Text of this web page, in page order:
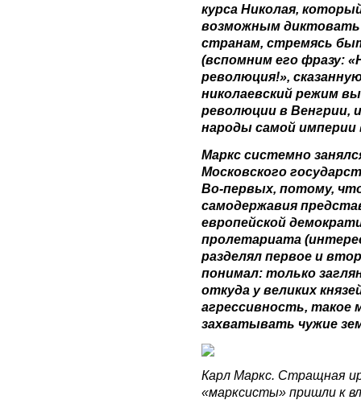
курса Николая,
возможным
странам, стремясь
(вспомним его фразу:
революция!»,
николаевский режим
революции в Венгрии,
народы самой
Маркс системно
Московского
Во-первых, потому,
самодержавия
европейской
пролетариата
разделял первое и
понимал: только
откуда у великих
агрессивность, такое
захватывать чужие
Карл Маркс. Стращная
«марксисты» пришли к